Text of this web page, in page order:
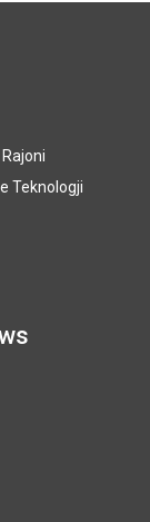
Teknologji